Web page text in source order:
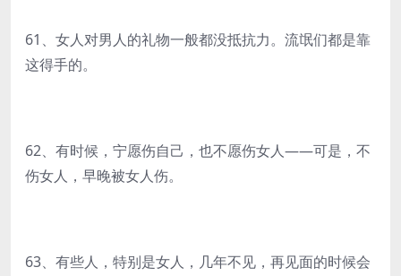
61、女人对男人的礼物一般都没抵抗力。流氓们都是靠
这得手的。
62、有时候，宁愿伤自己，也不愿伤女人——可是，不
伤女人，早晚被女人伤。
63、有些人，特别是女人，几年不见，再见面的时候会